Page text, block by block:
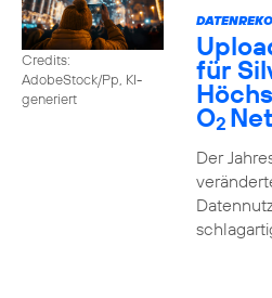
Credits:
AdobeStock/Pp, KI-
generiert
für
O2
Der